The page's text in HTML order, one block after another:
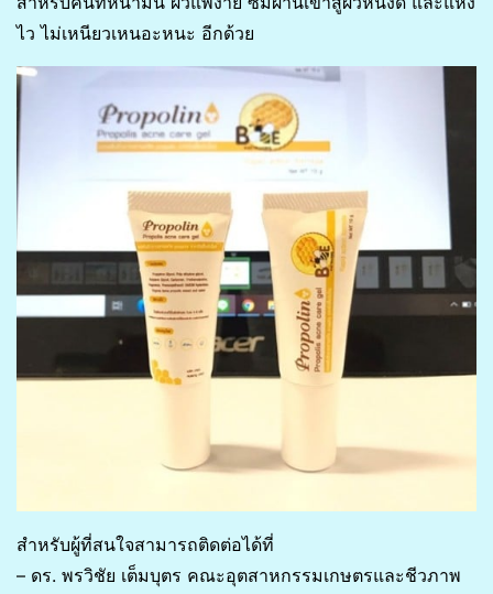
ไว ไม่เหนียวเหนอะหนะ อีกด้วย
สำหรับผู้ที่สนใจสามารถติดต่อได้ที่
– ดร. พรวิชัย เต็มบุตร คณะอุตสาหกรรมเกษตรและชีวภาพ